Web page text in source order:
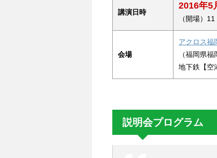
講演日時
2016年5
（開場）
会場
アクロス
（福岡県
地下鉄【空
説明会プログラム